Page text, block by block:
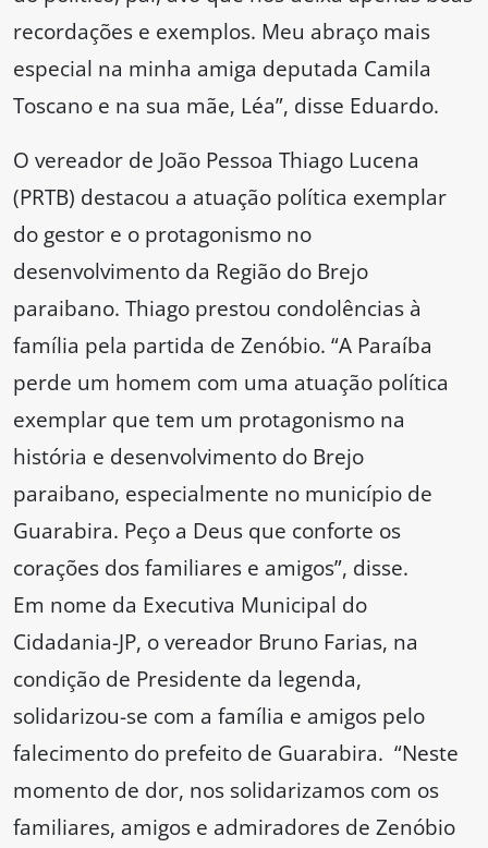
recordações e exemplos. Meu abraço mais
especial na minha amiga deputada Camila
Toscano e na sua mãe, Léa”, disse Eduardo.
O vereador de João Pessoa Thiago Lucena
(PRTB) destacou a atuação política exemplar
do gestor e o protagonismo no
desenvolvimento da Região do Brejo
paraibano. Thiago prestou condolências à
família pela partida de Zenóbio. “A Paraíba
perde um homem com uma atuação política
exemplar que tem um protagonismo na
história e desenvolvimento do Brejo
paraibano, especialmente no município de
Guarabira. Peço a Deus que conforte os
corações dos familiares e amigos”, disse.
Em nome da Executiva Municipal do
Cidadania-JP, o vereador Bruno Farias, na
condição de Presidente da legenda,
solidarizou-se com a família e amigos pelo
falecimento do prefeito de Guarabira. “Neste
momento de dor, nos solidarizamos com os
familiares, amigos e admiradores de Zenóbio